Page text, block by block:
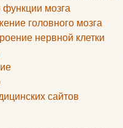
мозга
головного мозга
нервной клетки
сайтов